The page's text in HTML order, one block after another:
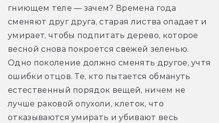
гниющем теле — зачем? Времена года
сменяют друг друга, старая листва опадает и
умирает, чтобы подпитать дерево, которое
весной снова покроется свежей зеленью.
Одно поколение должно сменять другое, учтя
ошибки отцов. Те, кто пытается обмануть
естественный порядок вещей, ничем не
лучше раковой опухоли, клеток, что
отказываются умирать и убивают весь